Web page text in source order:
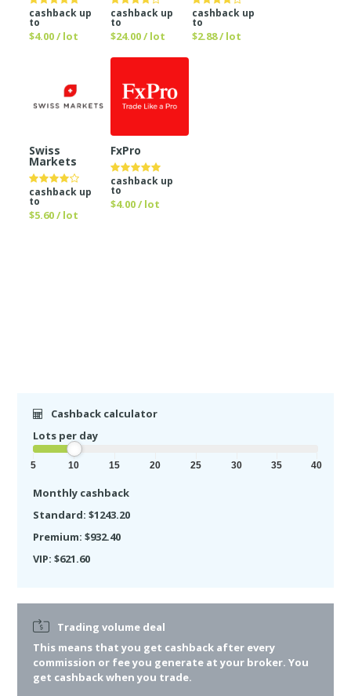
cashback up
to
$4.00 / lot
cashback up
to
$24.00 / lot
cashback up
to
$2.88 / lot
Swiss
Markets
cashback up
to
$5.60 / lot
FxPro
cashback up
to
$4.00 / lot
Cashback calculator
Lots per day
5 10 15 20 25 30 35 40
Monthly cashback
Standard: $1243.20
Premium: $932.40
VIP: $621.60
Trading volume deal
This means that you get cashback after every
commission or fee you generate at your broker. You
get cashback when you trade.